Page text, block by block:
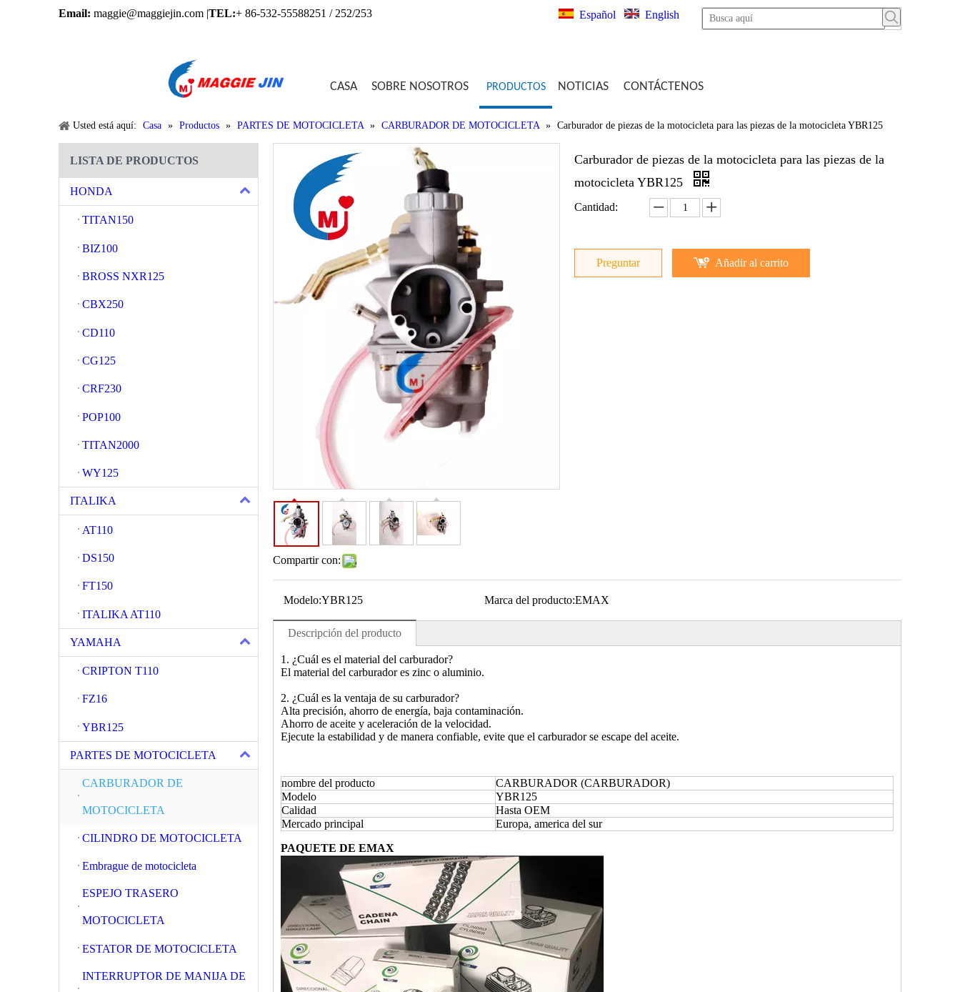
Email: maggie@maggiejin.com |TEL:+ 86-532-55588251 / 252/253 Español English
CASA SOBRE NOSOTROS PRODUCTOS NOTICIAS CONTÁCTENOS
Usted está aquí: Casa » Productos » PARTES DE MOTOCICLETA » CARBURADOR DE MOTOCICLETA » Carburador de piezas de la motocicleta para las piezas de la motocicleta YBR125
LISTA DE PRODUCTOS
HONDA
TITAN150
BIZ100
BROSS NXR125
CBX250
CD110
CG125
CRF230
POP100
TITAN2000
WY125
ITALIKA
AT110
DS150
FT150
ITALIKA AT110
YAMAHA
CRIPTON T110
FZ16
YBR125
PARTES DE MOTOCICLETA
CARBURADOR DE
MOTOCICLETA
CILINDRO DE MOTOCICLETA
Embrague de motocicleta
ESPEJO TRASERO
MOTOCICLETA
ESTATOR DE MOTOCICLETA
INTERRUPTOR DE MANIJA DE
Compartir con:
Carburador de piezas de la motocicleta para las piezas de la
motocicleta YBR125
Cantidad:
Preguntar Añadir al carrito
Modelo:YBR125 Marca del producto:EMAX
Descripción del producto
1. ¿Cuál es el material del carburador?
El material del carburador es zinc o aluminio.
2. ¿Cuál es la ventaja de su carburador?
Alta precisión, ahorro de energía, baja contaminación.
Ahorro de aceite y aceleración de la velocidad.
Ejecute la estabilidad y de manera confiable, evite que el carburador se escape del aceite.
nombre del producto
CARBURADOR (CARBURADOR)
Modelo
YBR125
Calidad
Hasta OEM
Mercado principal
Europa, america del sur
PAQUETE DE EMAX